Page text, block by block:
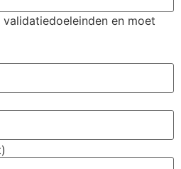
en moet